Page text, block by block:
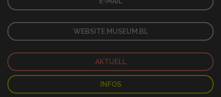
WEBSITE MUSEUM.BL
AKTUELL
INFOS